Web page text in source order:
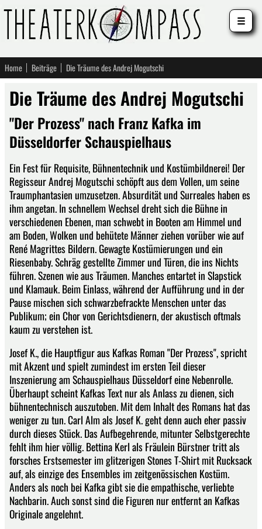
Home Beiträge Die Träume des Andrej Mogutschi
Die Träume des Andrej Mogutschi
"Der Prozess" nach Franz Kafka im
Düsseldorfer Schauspielhaus
Ein Fest für Requisite, Bühnentechnik und Kostümbildnerei! Der
Regisseur Andrej Mogutschi schöpft aus dem Vollen, um seine
Traumphantasien umzusetzen. Absurdität und Surreales haben es
ihm angetan. In schnellem Wechsel dreht sich die Bühne in
verschiedenen Ebenen, man schwebt in Booten am Himmel und
am Boden, Wolken und behütete Männer ziehen vorüber wie auf
René Magrittes Bildern. Gewagte Kostümierungen und ein
Riesenbaby. Schräg gestellte Zimmer und Türen, die ins Nichts
führen. Szenen wie aus Träumen. Manches entartet in Slapstick
und Klamauk. Beim Einlass, während der Aufführung und in der
Pause mischen sich schwarzbefrackte Menschen unter das
Publikum; ein Chor von Gerichtsdienern, der akustisch oftmals
kaum zu verstehen ist.
Josef K., die Hauptfigur aus Kafkas Roman "Der Prozess", spricht
mit Akzent und spielt zumindest im ersten Teil dieser
Inszenierung am Schauspielhaus Düsseldorf eine Nebenrolle.
Überhaupt scheint Kafkas Text nur als Anlass zu dienen, sich
bühnentechnisch auszutoben. Mit dem Inhalt des Romans hat das
weniger zu tun. Carl Alm als Josef K. geht denn auch eher passiv
durch dieses Stück. Das Aufbegehrende, mitunter Selbstgerechte
fehlt ihm hier völlig. Bettina Kerl als Fräulein Bürstner tritt als
forsches Erstsemester im glitzerigen Stones T-Shirt mit Rucksack
auf, als einzige des Ensembles im zeitgenössischen Kostüm.
Anders als noch bei Kafka gibt sie die empathische, verliebte
Nachbarin. Auch sonst sind die Figuren nur entfernt an Kafkas
Originale angelehnt.
☰